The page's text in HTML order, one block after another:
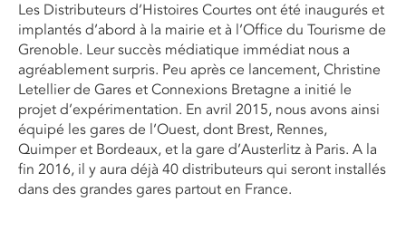
Les Distributeurs d’Histoires Courtes ont été inaugurés et
implantés d’abord à la mairie et à l’Office du Tourisme de
Grenoble. Leur succès médiatique immédiat nous a
agréablement surpris. Peu après ce lancement, Christine
Letellier de Gares et Connexions Bretagne a initié le
projet d’expérimentation. En avril 2015, nous avons ainsi
équipé les gares de l’Ouest, dont Brest, Rennes,
Quimper et Bordeaux, et la gare d’Austerlitz à Paris. A la
fin 2016, il y aura déjà 40 distributeurs qui seront installés
dans des grandes gares partout en France.